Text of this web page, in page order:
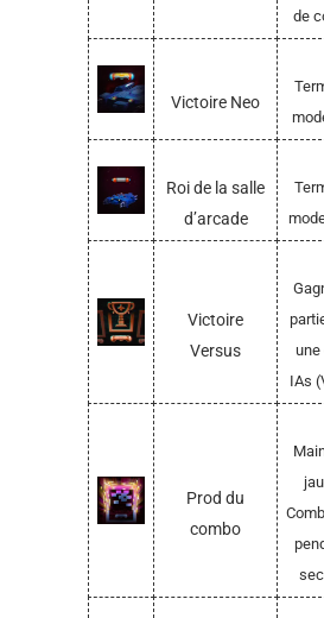
de
Victoire Neo
Roi de la salle
d’arcade
Victoire
Versus
une
IAs
Prod du
combo